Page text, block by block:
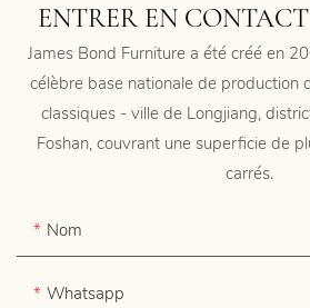
ENTRER EN
James Bond Furniture a été créé en
célèbre base nationale de production
classiques - ville de Longjiang,
Foshan, couvrant une superficie de
carrés.
Nom
Whatsapp